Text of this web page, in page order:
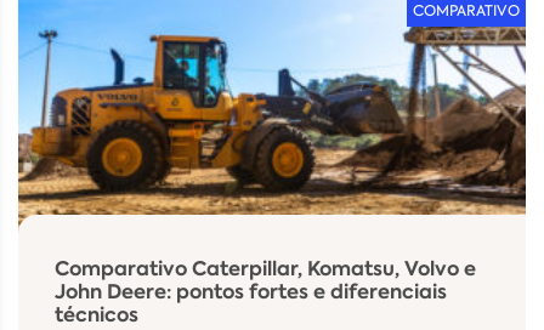
COMPARATIVO
Comparativo Caterpillar, Komatsu, Volvo e
John Deere: pontos fortes e diferenciais
técnicos